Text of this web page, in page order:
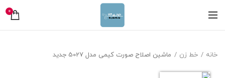
0
خانه خط زن ماشین اصلاح صورت کیمی مدل 5027 جدید